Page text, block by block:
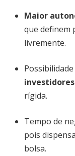
Maior
que definem
livremente.
Possibilidade
rígida.
Tempo de
pois
bolsa.